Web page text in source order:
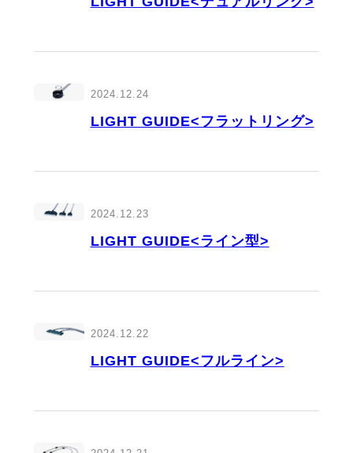
2024.12.24
LIGHT GUIDE<フラットリング>
2024.12.23
LIGHT GUIDE<ライン型>
2024.12.22
LIGHT GUIDE<フルライン>